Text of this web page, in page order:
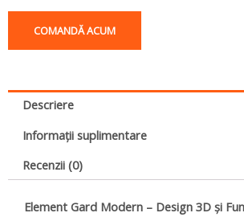
COMANDĂ ACUM
Descriere
Informații suplimentare
Recenzii (0)
Element Gard Modern – Design 3D și